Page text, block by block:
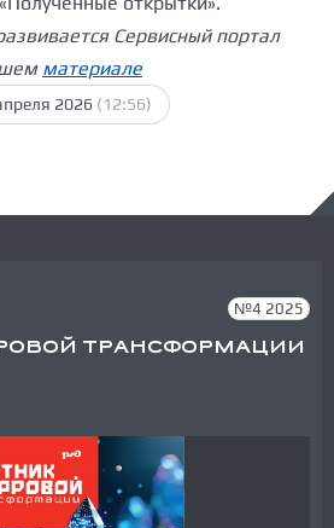
Сервисный портал
материале
2026 (12:56)
№4 2025
ТРАНСФОРМАЦИИ